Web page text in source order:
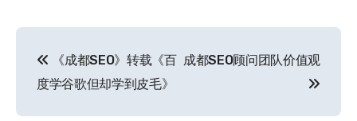
章
导
《成都SEO》转载《百
度学谷歌但却学到皮毛》
成都SEO顾问团队价值观